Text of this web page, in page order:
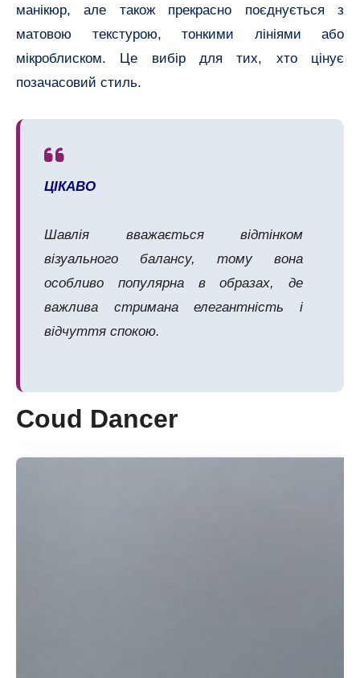
манікюр, але також прекрасно поєднується з
матовою текстурою, тонкими лініями або
мікроблиском. Це вибір для тих, хто цінує
позачасовий стиль.
ЦІКАВО
Шавлія вважається відтінком
візуального балансу, тому вона
особливо популярна в образах, де
важлива стримана елегантність і
відчуття спокою.
Coud Dancer